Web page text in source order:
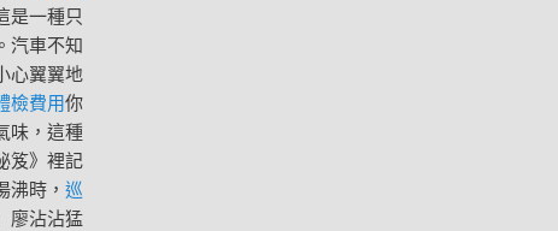
是一種只
汽車不知
心翼翼地
檢費用你
味，這種
笈》裡記
時， 巡
廖沾沾猛